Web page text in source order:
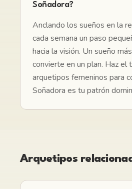
Soñadora?
Anclando los sueños en la
cada semana un paso
hacia la visión. Un sueño
convierte en un plan. Haz
arquetipos femeninos para
Soñadora es tu patrón
Arquetipos